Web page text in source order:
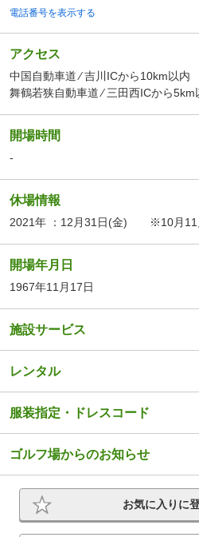
電話番号を表示する
アクセス
中国自動車道 ⁄ 吉川ICから10km以内
舞鶴若狭自動車道 ⁄ 三田西ICから5km
開場時間
-
休場情報
2021年 ：12月31日(金) ※10月11
開場年月日
1967年11月17日
施設サービス
レンタル
服装指定・ドレスコード
ゴルフ場からのお知らせ
お気に入りに